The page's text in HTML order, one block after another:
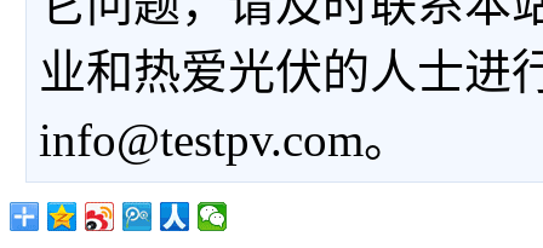
业和热爱光伏的人士进
info@testpv.com。